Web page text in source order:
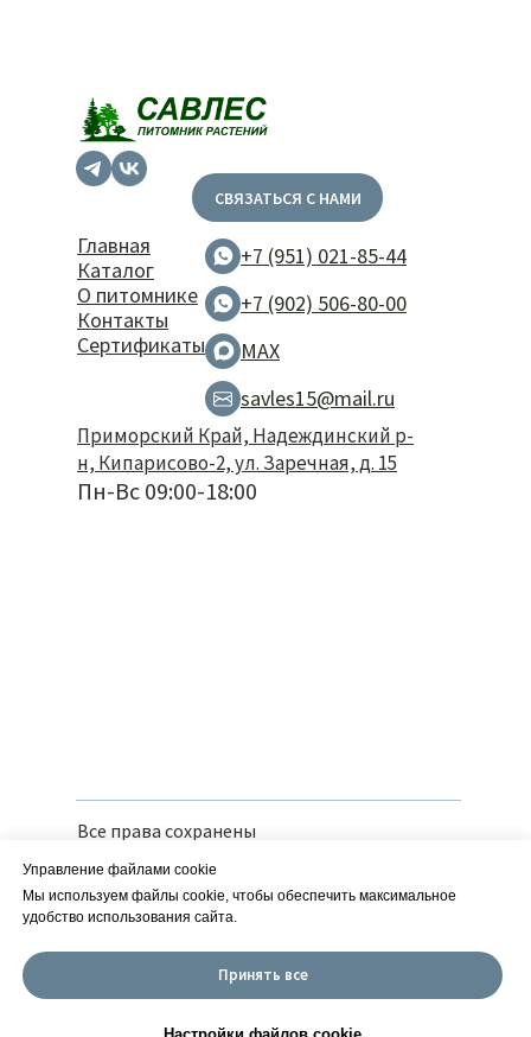
ИП Савчук Е. М. | ИНН 252150166126
| ОГРН 318253600013960 ОКВЭД 01.19.2
Все права сохранены
Вся предоставленная информация носит
справочный характер и не является
публичной офертой
Главная
Каталог
О питомнике
Контакты
Сертификаты
+7 (951) 021-85-44
+7 (902) 506-80-00
MAX
savles15@mail.ru
Приморский Край, Надеждинский р-
н, Кипарисово-2, ул. Заречная, д. 15
Пн-Вс 09:00-18:00
СВЯЗАТЬСЯ С НАМИ
Управление файлами cookie
Мы используем файлы cookie, чтобы обеспечить максимальное
удобство использования сайта.
Принять все